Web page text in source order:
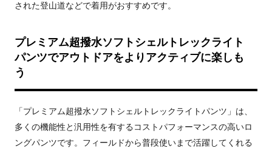
された登山道などで着用がおすすめです。
プレミアム超撥水ソフトシェルトレックライト
パンツでアウトドアをよりアクティブに楽しも
う
「プレミアム超撥水ソフトシェルトレックライトパンツ」は、
多くの機能性と汎用性を有するコストパフォーマンスの高いロ
ングパンツです。フィールドから普段使いまで活躍してくれる